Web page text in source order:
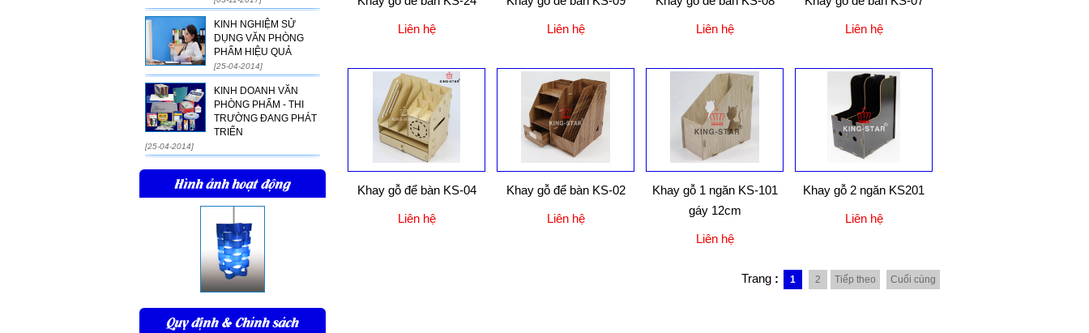
KINH NGHIỆM SỬ
DỤNG VĂN PHÒNG
PHẨM HIỆU QUẢ
[25-04-2014]
KINH DOANH VĂN
PHÒNG PHẨM - THI
TRƯỜNG ĐANG PHÁT
TRIỂN
[25-04-2014]
Hình ảnh hoạt động
Quy định & Chính sách
Liên hệ Liên hệ Liên hệ Liên hệ
Khay gỗ để bàn KS-04
Liên hệ
Khay gỗ để bàn KS-02
Liên hệ
Khay gỗ 1 ngăn KS-101
gáy 12cm
Liên hệ
Khay gỗ 2 ngăn KS201
Liên hệ
Trang : 1 2 Tiếp theo Cuối cùng